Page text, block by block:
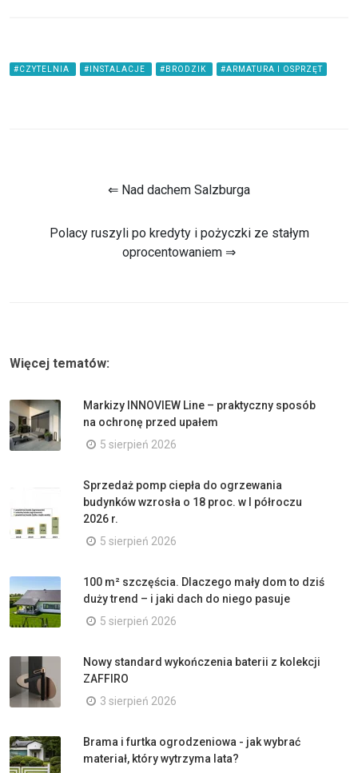
#CZYTELNIA #INSTALACJE #BRODZIK #ARMATURA I OSPRZĘT
⇐ Nad dachem Salzburga
Polacy ruszyli po kredyty i pożyczki ze stałym
oprocentowaniem ⇒
Więcej tematów:
Markizy INNOVIEW Line – praktyczny sposób
na ochronę przed upałem
5 sierpień 2026
Sprzedaż pomp ciepła do ogrzewania
budynków wzrosła o 18 proc. w I półroczu
2026 r.
5 sierpień 2026
100 m² szczęścia. Dlaczego mały dom to dziś
duży trend – i jaki dach do niego pasuje
5 sierpień 2026
Nowy standard wykończenia baterii z kolekcji
ZAFFIRO
3 sierpień 2026
Brama i furtka ogrodzeniowa - jak wybrać
materiał, który wytrzyma lata?